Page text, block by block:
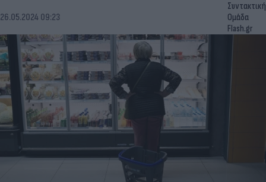
26.05.2024 09:23
Συντακτική
Ομάδα
Flash.gr